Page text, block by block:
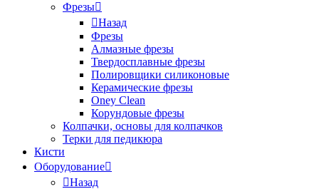
Фрезы
Назад
Фрезы
Алмазные фрезы
Твердосплавные фрезы
Полировщики силиконовые
Керамические фрезы
Oney Clean
Корундовые фрезы
Колпачки, основы для колпачков
Терки для педикюра
Кисти
Оборудование
Назад